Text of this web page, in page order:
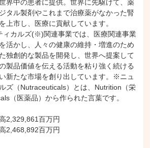
界中の患者に提供。世界に先駆けて、薬
タル製剤やこれまで治療薬がなかった腎
上市し、医療に貢献しています。
ィカルズ(※)関連事業では、医療関連事業
活かし、人々の健康の維持・増進のため
独創的な製品を開発し、世界へ提案して
製品価値を伝える活動を粘り強く続ける
新たな市場を創り出しています。※ニュ
ズ（Nutraceuticals）とは、Nutrition（栄
（医薬品）から作られた言葉です。
2,329,861百万円
2,468,892百万円